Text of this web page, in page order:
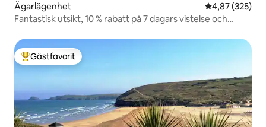
Ägarlägenhet 4,87 av 5 i
4,87 (325)
Fantastisk utsikt, 10 % rabatt på 7 dagars vistelse och
Populär gästfavorit
Gästfavorit